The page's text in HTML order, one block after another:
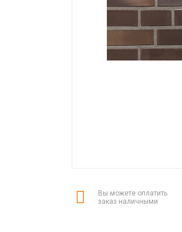
Вы можете оплатить
заказ наличными